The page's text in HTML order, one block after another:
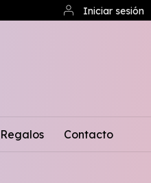
Iniciar sesión
Regalos Contacto